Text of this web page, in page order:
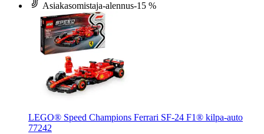
Asiakasomistaja-alennus-15 %
LEGO® Speed Champions Ferrari SF-24 F1® kilpa-auto
77242